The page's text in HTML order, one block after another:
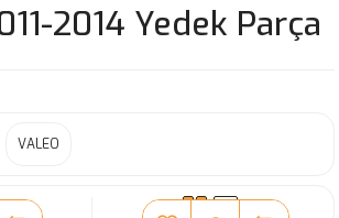
2014 Yedek Parça
VALEO